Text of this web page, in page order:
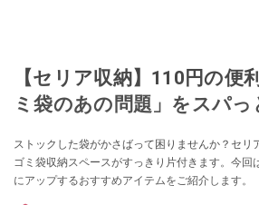
【セリア収納】110円の便
ミ袋のあの問題」をスパっ
ストックした袋がかさばって困りませんか？セリ
ゴミ袋収納スペースがすっきり片付きます。今回
にアップするおすすめアイテムをご紹介します。